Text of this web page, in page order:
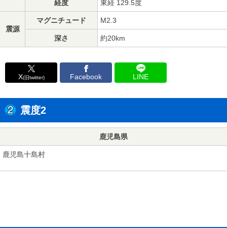
経度 東経 129.5度
震源
マグニチュード M2.3
深さ 約20km
X(旧twitter) Facebook LINE
震度2
鹿児島県
鹿児島十島村